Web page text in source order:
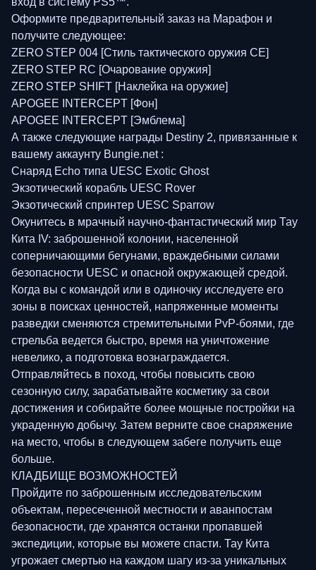
Оформите предварительный заказ на Марафон и
получите следующее:
ZERO STEP 004 [Стиль тактического оружия CE]
ZERO STEP RC [Очарование оружия]
ZERO STEP SHIFT [Наклейка на оружие]
APOGEE INTERCEPT [Фон]
APOGEE INTERCEPT [Эмблема]
А также следующие награды Destiny 2, привязанные к
вашему аккаунту Bungie.net :
Снаряд Echo типа UESC Exotic Ghost
Экзотический корабль UESC Rover
Экзотический спринтер UESC Sparrow
Окунитесь в мрачный научно-фантастический мир Тау
Кита IV: заброшенной колонии, населенной
соперничающими бегунами, враждебными силами
безопасности UESC и опасной окружающей средой.
Когда вы с командой или в одиночку исследуете его
зоны в поисках ценностей, напряженные моменты
разведки сменяются стремительными PvP-боями, где
стрельба ведется быстро, время на уничтожение
невелико, а подготовка вознаграждается.
Отправляйтесь в поход, чтобы повысить свою
сезонную силу, зарабатывайте косметику за свои
достижения и собирайте более мощные постройки на
украденную добычу. Затем верните свое снаряжение
на место, чтобы в следующем забеге получить еще
больше.
КЛАДБИЩЕ ВОЗМОЖНОСТЕЙ
Пройдите по заброшенным исследовательским
объектам, пересеченной местности и аванпостам
безопасности, где хранятся останки пропавшей
экспедиции, которые вы можете спасти. Тау Кита
угрожает смертью на каждом шагу из-за уникальных